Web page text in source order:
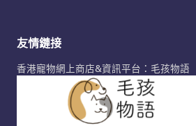
友情鏈接
香港寵物網上商店&資訊平台：毛孩物語